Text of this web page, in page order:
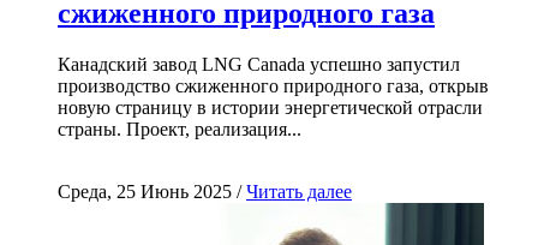
сжиженного природного газа
Канадский завод LNG Canada успешно запустил
производство сжиженного природного газа, открыв
новую страницу в истории энергетической отрасли
страны. Проект, реализация...
Среда, 25 Июнь 2025 /Читать далее